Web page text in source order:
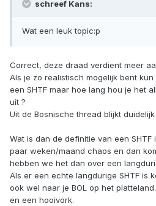
schreef Kans:
Wat een leuk topic:p
Correct, deze draad verdient meer
Als je zo realistisch mogelijk bent
een SHTF maar hoe lang hou je het
uit ?
Uit de Bosnische thread blijkt
Wat is dan de definitie van een SHTF
paar weken/maand chaos en dan
hebben we het dan over een
Als er een echte langdurige SHTF is
ook wel naar je BOL op het
en een hooivork.